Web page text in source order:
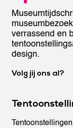
verrassend en
design.
Volg jij ons al?
Tentoonstellingen